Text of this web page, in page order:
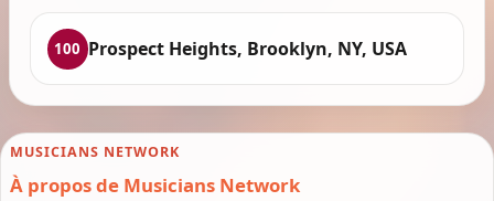
100 Prospect Heights, Brooklyn, NY, USA
MUSICIANS NETWORK
À propos de Musicians Network